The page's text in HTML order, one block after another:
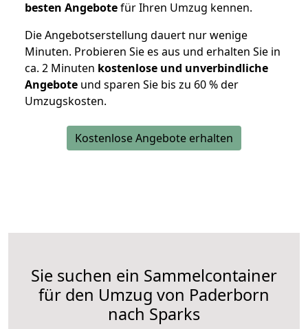
besten Angebotefür Ihren Umzug kennen.
Die Angebotserstellung dauert nur wenige
Minuten. Probieren Sie es aus und erhalten Sie in
ca. 2 Minuten kostenlose und unverbindliche
Angebote und sparen Sie bis zu 60 % der
Umzugskosten.
Kostenlose Angebote erhalten
Sie suchen ein Sammelcontainer
für den Umzug von Paderborn
nach Sparks